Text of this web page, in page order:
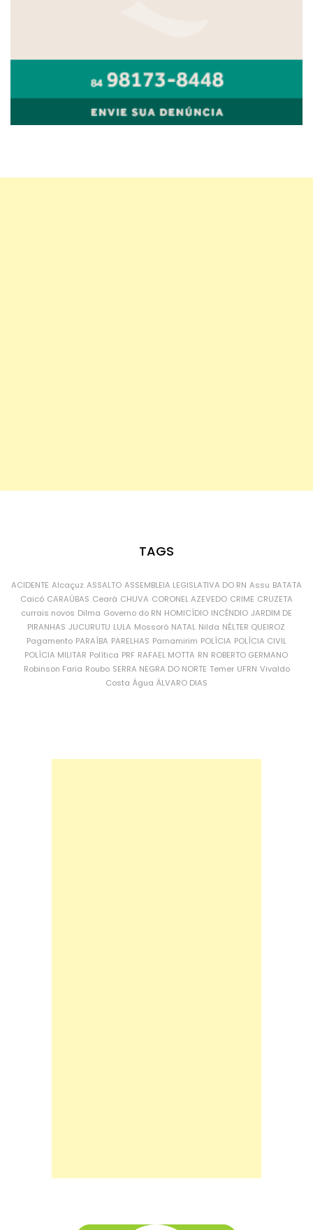
TAGS
ACIDENTE Alcaçuz ASSALTO ASSEMBLEIA LEGISLATIVA DO RN Assu BATATA
Caicó CARAÚBAS Ceará CHUVA CORONEL AZEVEDO CRIME CRUZETA
currais novos Dilma Governo do RN HOMICÍDIO INCÊNDIO JARDIM DE
PIRANHAS JUCURUTU LULA Mossoró NATAL Nilda NÉLTER QUEIROZ
Pagamento PARAÍBA PARELHAS Parnamirim POLÍCIA POLÍCIA CIVIL
POLÍCIA MILITAR Política PRF RAFAEL MOTTA RN ROBERTO GERMANO
Robinson Faria Roubo SERRA NEGRA DO NORTE Temer UFRN Vivaldo
Costa Água ÁLVARO DIAS